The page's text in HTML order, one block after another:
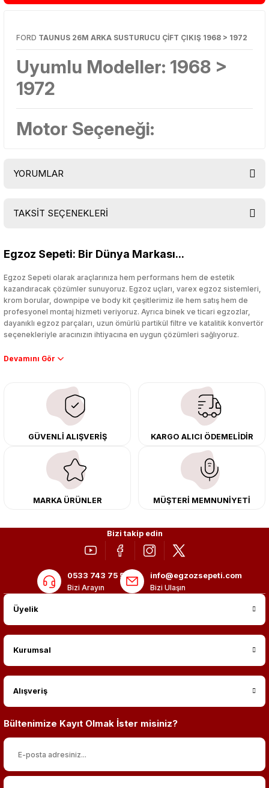
FORD TAUNUS 26M ARKA SUSTURUCU ÇİFT ÇIKIŞ 1968 > 1972
Uyumlu Modeller: 1968 >
1972
Motor Seçeneği:
YORUMLAR
TAKSİT SEÇENEKLERİ
Egzoz Sepeti: Bir Dünya Markası...
Egzoz Sepeti olarak araçlarınıza hem performans hem de estetik
kazandıracak çözümler sunuyoruz. Egzoz uçları, varex egzoz sistemleri,
krom borular, downpipe ve body kit çeşitlerimiz ile hem satış hem de
profesyonel montaj hizmeti veriyoruz. Ayrıca binek ve ticari egzozlar,
dayanıklı egzoz parçaları, uzun ömürlü partikül filtre ve katalitik konvertör
seçenekleriyle aracınızın ihtiyacına en uygun çözümleri sağlıyoruz.
Performans artışı isteyen sürücüler için özel performans egzozları ve
çıkma orijinal ürünler ile yenileyebilir, body kit uygulamalarıyla aracınızın
tasarımını ve aerodinamisini üst seviyeye taşıyabilirsiniz.
Tüm ürünlerimiz orijinal, dayanıklı ve uzun ömürlüdür. İstanbul’daki montaj
merkezimizde profesyonel montaj yapıyor, Türkiye’nin her yerine güvenli
kargo ile teslimat gerçekleştiriyoruz. Aracınıza değer katmak için doğru
adres: Egzoz Sepeti.
GÜVENLİ ALIŞVERİŞ KARGO ALICI ÖDEMELİDİR
MARKA ÜRÜNLER MÜŞTERİ MEMNUNİYETİ
Bizi takip edin
0533 743 75 56
Bizi Arayın
info@egzozsepeti.com
Bizi Ulaşın
Üyelik
Kurumsal
Alışveriş
Bültenimize Kayıt Olmak İster misiniz?